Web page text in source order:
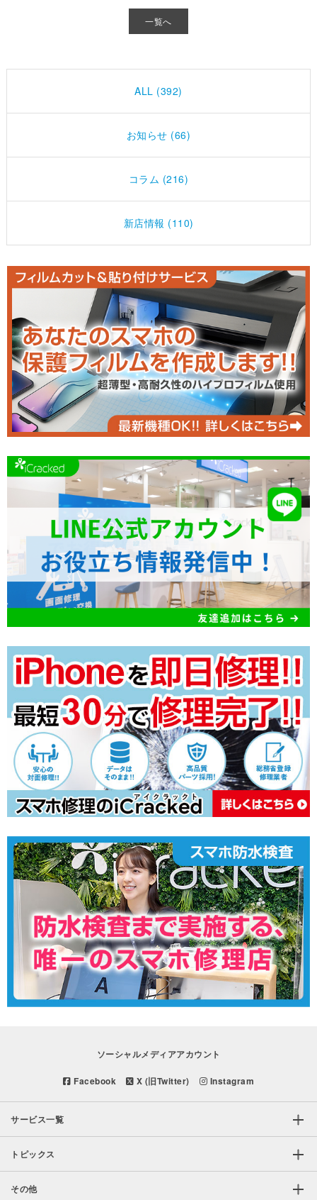
一覧へ
ALL (392)
お知らせ (66)
コラム (216)
新店情報 (110)
ソーシャルメディアアカウント
Facebook X (旧Twitter) Instagram
サービス一覧
トピックス
その他